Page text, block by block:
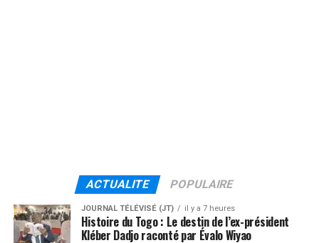
ACTUALITE POPULAIRE
JOURNAL TÉLÉVISÉ (JT) il y a 7 heures
Histoire du Togo : Le destin de l’ex-président
Kléber Dadjo raconté par Évalo Wiyao